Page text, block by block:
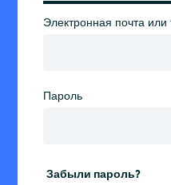
Электронная почта
Пароль
Забыли пароль?